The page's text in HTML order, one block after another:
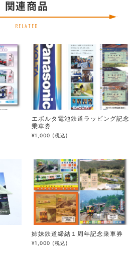
関連商品
RELATED
エボルタ電池鉄道ラッピング記念
乗車券
¥1,000 (税込)
姉妹鉄道締結１周年記念乗車券
¥1,000 (税込)